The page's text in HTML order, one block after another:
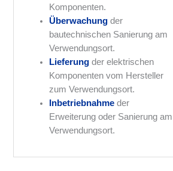
Komponenten.
Überwachung der
bautechnischen Sanierung am
Verwendungsort.
Lieferung der elektrischen
Komponenten vom Hersteller
zum Verwendungsort.
Inbetriebnahme der
Erweiterung oder Sanierung am
Verwendungsort.